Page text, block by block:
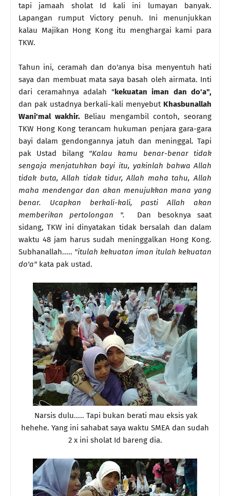
tapi jamaah sholat Id kali ini lumayan banyak.
Lapangan rumput Victory penuh. Ini menunjukkan
kalau Majikan Hong Kong itu menghargai kami para
TKW.
Tahun ini, ceramah dan do'anya bisa menyentuh hati
saya dan membuat mata saya basah oleh airmata. Inti
dari ceramahnya adalah "kekuatan iman dan do'a",
dan pak ustadnya berkali-kali menyebutKhasbunallah
Wani'mal wakhir. Beliau mengambil contoh, seorang
TKW Hong Kong terancam hukuman penjara gara-gara
bayi dalam gendongannya jatuh dan meninggal. Tapi
pak Ustad bilang "Kalau kamu benar-benar tidak
sengaja menjatuhkan bayi itu, yakinlah bahwa Allah
tidak buta, Allah tidak tidur, Allah maha tahu, Allah
maha mendengar dan akan menujukkan mana yang
benar. Ucapkan berkali-kali, pasti Allah akan
memberikan pertolongan ". Dan besoknya saat
sidang, TKW ini dinyatakan tidak bersalah dan dalam
waktu 48 jam harus sudah meninggalkan Hong Kong.
Subhanallah..... "itulah kekuatan iman itulah kekuatan
do'a" kata pak ustad.
Narsis dulu..... Tapi bukan berati mau eksis yak
hehehe. Yang ini sahabat saya waktu SMEA dan sudah
2 x ini sholat Id bareng dia.